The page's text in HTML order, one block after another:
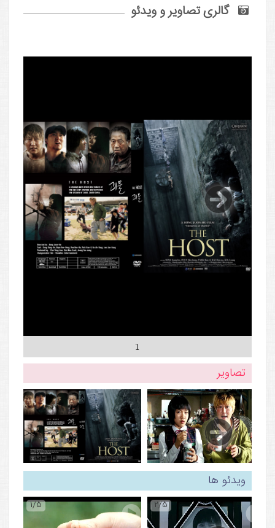
گالری تصاویر و ویدئو
1
تصاویر
ویدئو ها
1/5 2/5